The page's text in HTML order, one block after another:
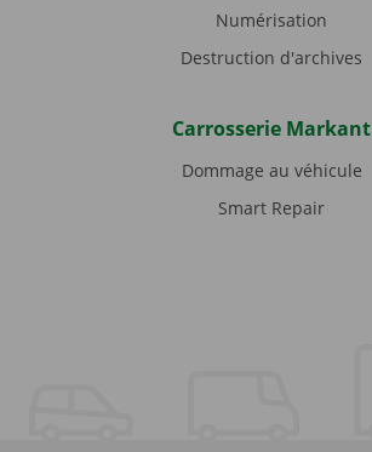
Numérisation
Destruction d'archives
Carrosserie Markant
Dommage au véhicule
Smart Repair